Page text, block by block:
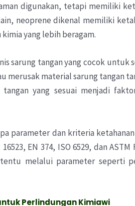
digunakan, tetapi memiliki
neoprene dikenal memiliki
yang lebih beragam.
tangan yang cocok untuk
material sarung tangan
yang sesuai menjadi
dan kriteria ketahanan
EN 374, ISO 6529, dan
melalui parameter seperti
Perlindungan Kimiawi